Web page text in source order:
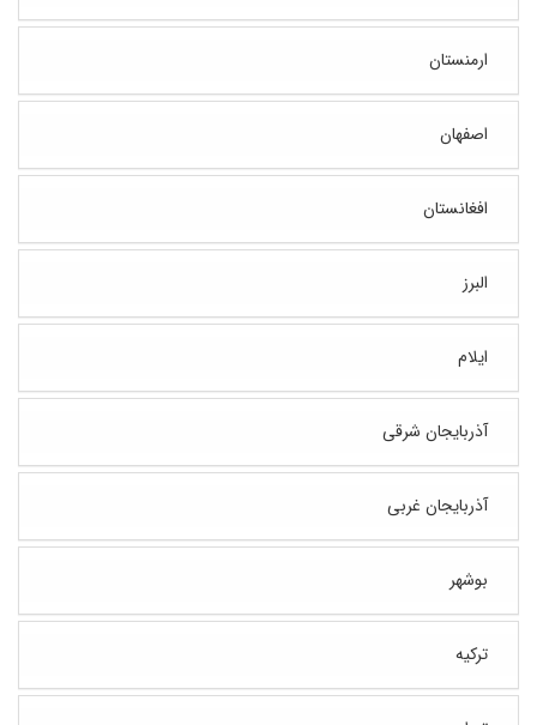
ارمنستان
اصفهان
افغانستان
البرز
ایلام
آذربایجان شرقی
آذربایجان غربی
بوشهر
ترکیه